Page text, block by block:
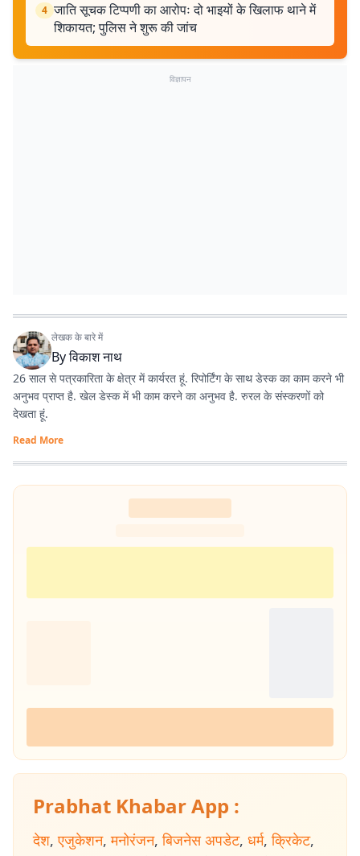
4 जाति सूचक टिप्पणी का आरोपः दो भाइयों के खिलाफ थाने में
शिकायत; पुलिस ने शुरू की जांच
विज्ञापन
लेखक के बारे में
Byविकाश नाथ
26 साल से पत्रकारिता के क्षेत्र में कार्यरत हूं. रिपोर्टिंग के साथ डेस्क का काम करने भी
अनुभव प्राप्त है. खेल डेस्क में भी काम करने का अनुभव है. रुरल के संस्करणों को
देखता हूं.
Read More
Prabhat Khabar App :
देश, एजुकेशन, मनोरंजन, बिजनेस अपडेट, धर्म, क्रिकेट,